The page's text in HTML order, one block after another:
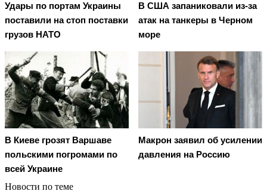
Удары по портам Украины
поставили на стоп поставки
грузов НАТО
В США запаниковали из-за
атак на танкеры в Черном
море
В Киеве грозят Варшаве
польскими погромами по
всей Украине
Макрон заявил об усилении
давления на Россию
Новости по теме